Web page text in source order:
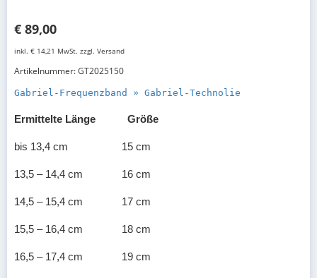
€ 89,00
inkl. € 14,21 MwSt. zzgl. Versand
Artikelnummer: GT2025150
Gabriel-Frequenzband » Gabriel-Technolie
Ermittelte Länge Größe
bis 13,4 cm 15 cm
13,5 – 14,4 cm 16 cm
14,5 – 15,4 cm 17 cm
15,5 – 16,4 cm 18 cm
16,5 – 17,4 cm 19 cm